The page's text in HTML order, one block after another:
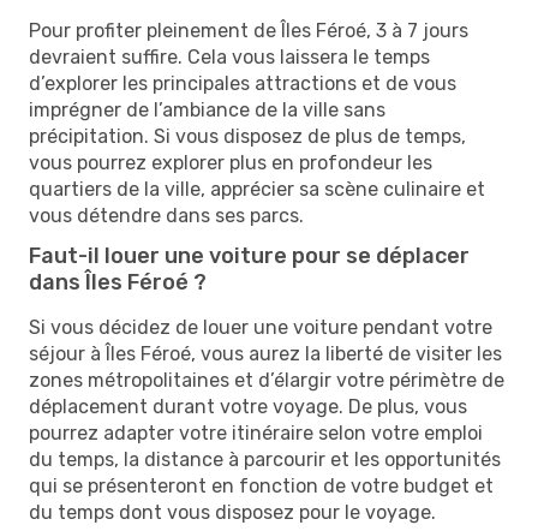
Pour profiter pleinement de Îles Féroé, 3 à 7 jours
devraient suffire. Cela vous laissera le temps
d’explorer les principales attractions et de vous
imprégner de l’ambiance de la ville sans
précipitation. Si vous disposez de plus de temps,
vous pourrez explorer plus en profondeur les
quartiers de la ville, apprécier sa scène culinaire et
vous détendre dans ses parcs.
Faut-il louer une voiture pour se déplacer
dans Îles Féroé ?
Si vous décidez de louer une voiture pendant votre
séjour à Îles Féroé, vous aurez la liberté de visiter les
zones métropolitaines et d’élargir votre périmètre de
déplacement durant votre voyage. De plus, vous
pourrez adapter votre itinéraire selon votre emploi
du temps, la distance à parcourir et les opportunités
qui se présenteront en fonction de votre budget et
du temps dont vous disposez pour le voyage.